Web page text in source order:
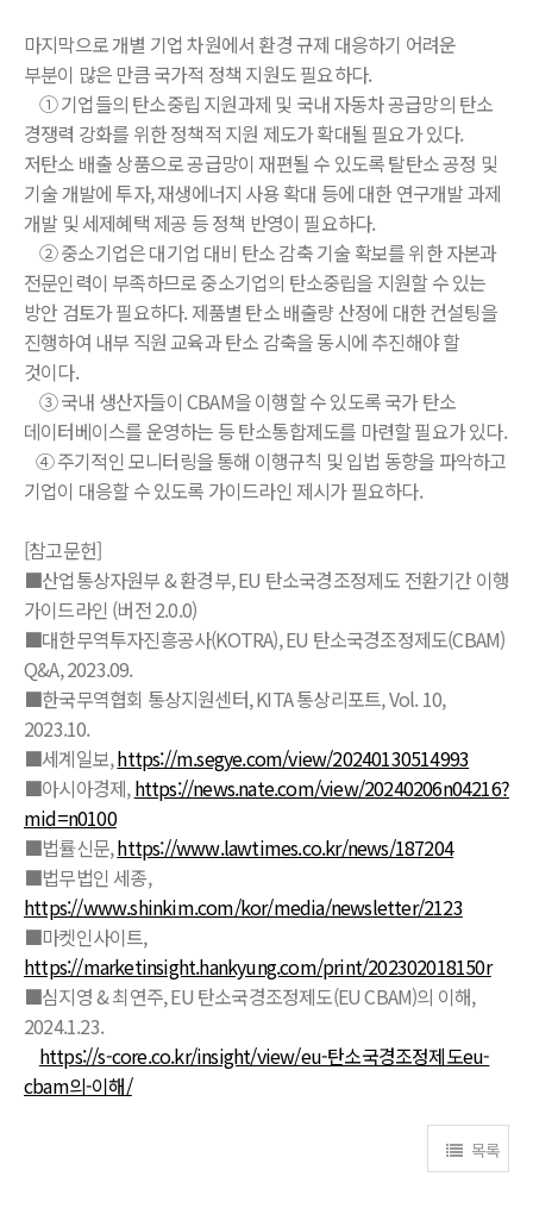
마지막으로 개별 기업 차원에서 환경 규제 대응하기 어려운
부분이 많은 만큼 국가적 정책 지원도 필요하다.
① 기업들의 탄소중립 지원과제 및 국내 자동차 공급망의 탄소
경쟁력 강화를 위한 정책적 지원 제도가 확대될 필요가 있다.
저탄소 배출 상품으로 공급망이 재편될 수 있도록 탈탄소 공정 및
기술 개발에 투자, 재생에너지 사용 확대 등에 대한 연구개발 과제
개발 및 세제혜택 제공 등 정책 반영이 필요하다.
② 중소기업은 대기업 대비 탄소 감축 기술 확보를 위한 자본과
전문인력이 부족하므로 중소기업의 탄소중립을 지원할 수 있는
방안 검토가 필요하다. 제품별 탄소 배출량 산정에 대한 컨설팅을
진행하여 내부 직원 교육과 탄소 감축을 동시에 추진해야 할
것이다.
③ 국내 생산자들이 CBAM을 이행할 수 있도록 국가 탄소
데이터베이스를 운영하는 등 탄소통합제도를 마련할 필요가 있다.
④ 주기적인 모니터링을 통해 이행규칙 및 입법 동향을 파악하고
기업이 대응할 수 있도록 가이드라인 제시가 필요하다.
[참고문헌]
■산업통상자원부 & 환경부, EU 탄소국경조정제도 전환기간 이행
가이드라인 (버전 2.0.0)
■대한무역투자진흥공사(KOTRA), EU 탄소국경조정제도(CBAM)
Q&A, 2023.09.
■한국무역협회 통상지원센터, KITA 통상리포트, Vol. 10,
2023.10.
■세계일보,https://m.segye.com/view/20240130514993
■아시아경제,https://news.nate.com/view/20240206n04216?
mid=n0100
■법률신문,https://www.lawtimes.co.kr/news/187204
■법무법인 세종,
https://www.shinkim.com/kor/media/newsletter/2123
■마켓인사이트,
https://marketinsight.hankyung.com/print/202302018150r
■심지영 & 최연주, EU 탄소국경조정제도(EU CBAM)의 이해,
2024.1.23.
https://s-core.co.kr/insight/view/eu-탄소국경조정제도eu-
cbam의-이해/
목록